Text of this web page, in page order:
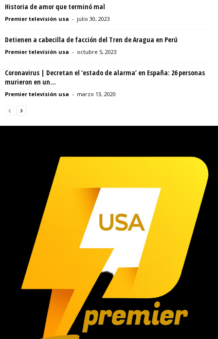
Historia de amor que terminó mal
Premier televisión usa - julio 30, 2023
Detienen a cabecilla de facción del Tren de Aragua en Perú
Premier televisión usa - octubre 5, 2023
Coronavirus | Decretan el ‘estado de alarma’ en España: 26 personas
murieron en un...
Premier televisión usa - marzo 13, 2020